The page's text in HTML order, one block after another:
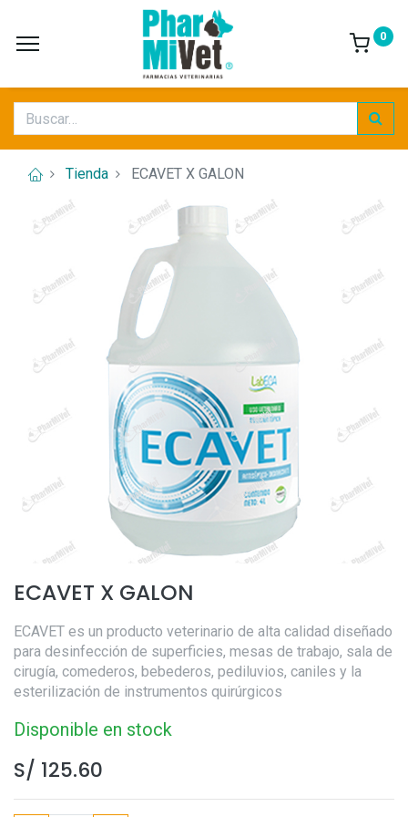
0
Tienda ECAVET X GALON
ECAVET X GALON
ECAVET es un producto veterinario de alta calidad diseñado
para desinfección de superficies, mesas de trabajo, sala de
cirugía, comederos, bebederos, pediluvios, caniles y la
esterilización de instrumentos quirúrgicos
Disponible en stock
S/ 125.60